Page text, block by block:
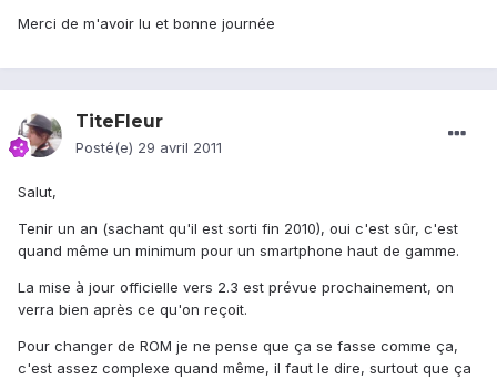
Merci de m'avoir lu et bonne journée
TiteFleur
Posté(e) 29 avril 2011
Salut,
Tenir un an (sachant qu'il est sorti fin 2010), oui c'est sûr, c'est
quand même un minimum pour un smartphone haut de gamme.
La mise à jour officielle vers 2.3 est prévue prochainement, on
verra bien après ce qu'on reçoit.
Pour changer de ROM je ne pense que ça se fasse comme ça,
c'est assez complexe quand même, il faut le dire, surtout que ça